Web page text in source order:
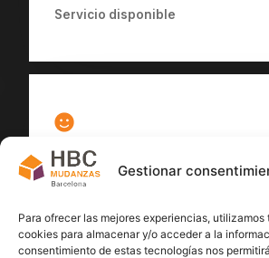
Gestionar
Para ofrecer las mejores experiencias,
cookies para almacenar y/o acceder a la
consentimiento de estas tecnologías nos
Servicio disponible
100